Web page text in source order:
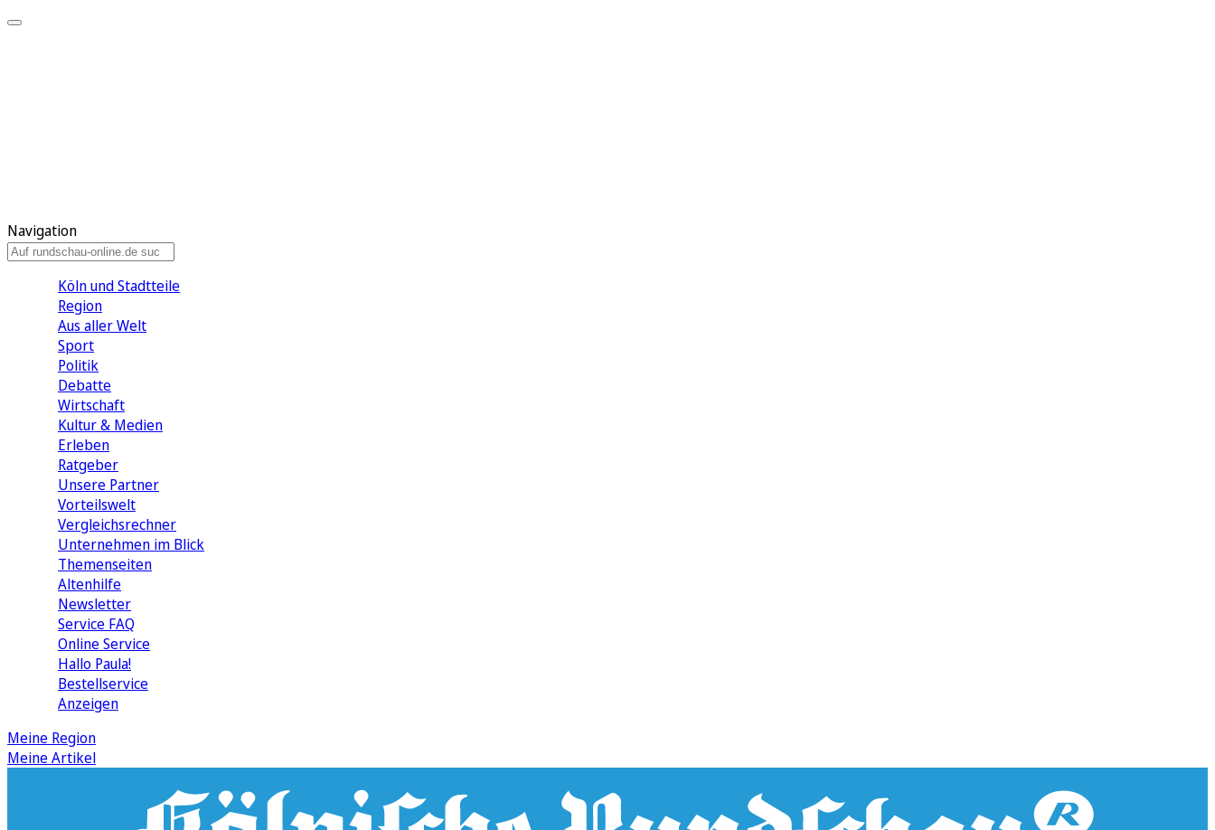
Navigation
Köln und Stadtteile
Region
Aus aller Welt
Sport
Politik
Debatte
Wirtschaft
Kultur & Medien
Erleben
Ratgeber
Unsere Partner
Vorteilswelt
Vergleichsrechner
Unternehmen im Blick
Themenseiten
Altenhilfe
Newsletter
Service FAQ
Online Service
Hallo Paula!
Bestellservice
Anzeigen
Meine Region
Meine Artikel